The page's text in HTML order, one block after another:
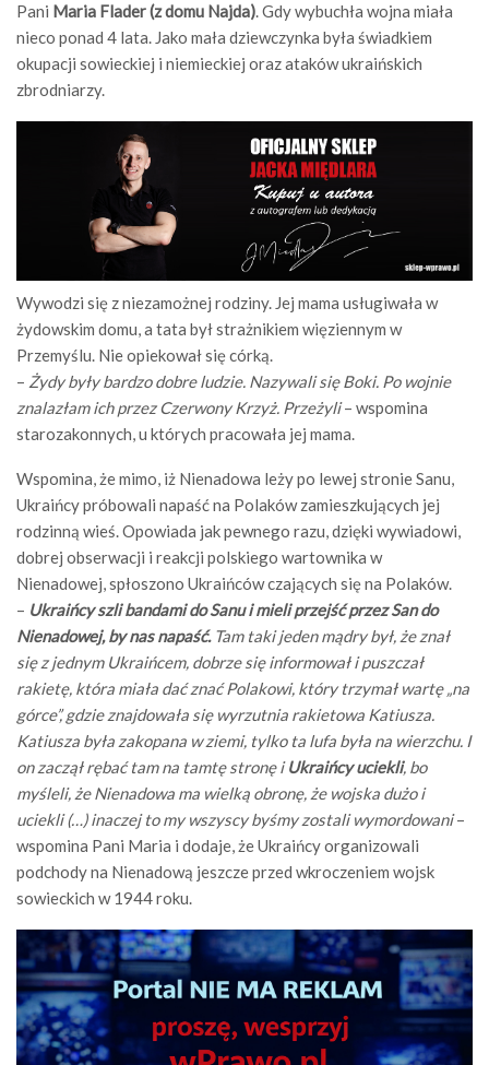
Pani Maria Flader (z domu Najda). Gdy wybuchła wojna miała
nieco ponad 4 lata. Jako mała dziewczynka była świadkiem
okupacji sowieckiej i niemieckiej oraz ataków ukraińskich
zbrodniarzy.
Wywodzi się z niezamożnej rodziny. Jej mama usługiwała w
żydowskim domu, a tata był strażnikiem więziennym w
Przemyślu. Nie opiekował się córką.
– Żydy były bardzo dobre ludzie. Nazywali się Boki. Po wojnie
znalazłam ich przez Czerwony Krzyż. Przeżyli– wspomina
starozakonnych, u których pracowała jej mama.
Wspomina, że mimo, iż Nienadowa leży po lewej stronie Sanu,
Ukraińcy próbowali napaść na Polaków zamieszkujących jej
rodzinną wieś. Opowiada jak pewnego razu, dzięki wywiadowi,
dobrej obserwacji i reakcji polskiego wartownika w
Nienadowej, spłoszono Ukraińców czających się na Polaków.
– Ukraińcy szli bandami do Sanu i mieli przejść przez San do
Nienadowej, by nas napaść.Tam taki jeden mądry był, że znał
się z jednym Ukraińcem, dobrze się informował i puszczał
rakietę, która miała dać znać Polakowi, który trzymał wartę „na
górce”, gdzie znajdowała się wyrzutnia rakietowa Katiusza.
Katiusza była zakopana w ziemi, tylko ta lufa była na wierzchu. I
on zaczął rębać tam na tamtę stronę iUkraińcy uciekli, bo
myśleli, że Nienadowa ma wielką obronę, że wojska dużo i
uciekli (…) inaczej to my wszyscy byśmy zostali wymordowani–
wspomina Pani Maria i dodaje, że Ukraińcy organizowali
podchody na Nienadową jeszcze przed wkroczeniem wojsk
sowieckich w 1944 roku.